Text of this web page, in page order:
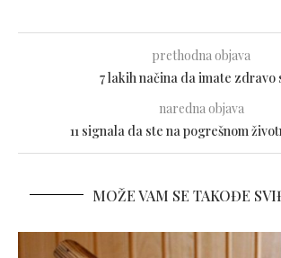
prethodna objava
7 lakih načina da imate zdravo
naredna objava
11 signala da ste na pogrešnom
MOŽE VAM SE TAKOĐE